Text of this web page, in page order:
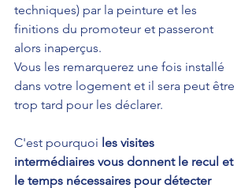
techniques) par la peinture et les
finitions du promoteur et passeront
alors inaperçus.
Vous les remarquerez une fois installé
dans votre logement et il sera peut être
trop tard pour les déclarer.
C'est pourquoi les visites
intermédiaires vous donnent le recul et
le temps nécessaires pour détecter